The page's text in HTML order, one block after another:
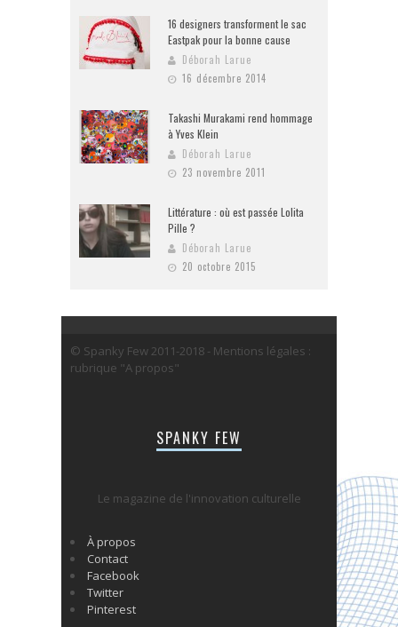
16 designers transforment le sac
Eastpak pour la bonne cause
Déborah Larue
16 décembre 2014
Takashi Murakami rend hommage
à Yves Klein
Déborah Larue
23 novembre 2011
Littérature : où est passée Lolita
Pille ?
Déborah Larue
20 octobre 2015
© Spanky Few 2011-2018 - Mentions légales :
rubrique "A propos"
SPANKY FEW
Le magazine de l'innovation culturelle
À propos
Contact
Facebook
Twitter
Pinterest